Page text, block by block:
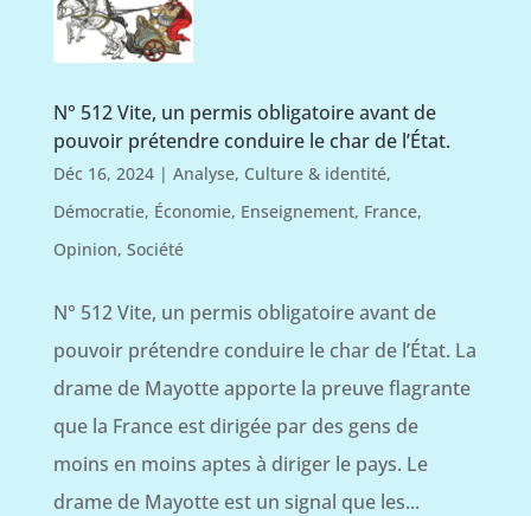
N° 512 Vite, un permis obligatoire avant de
pouvoir prétendre conduire le char de l’État.
Déc 16, 2024| Analyse, Culture & identité,
Démocratie, Économie, Enseignement, France,
Opinion, Société
N° 512 Vite, un permis obligatoire avant de
pouvoir prétendre conduire le char de l’État. La
drame de Mayotte apporte la preuve flagrante
que la France est dirigée par des gens de
moins en moins aptes à diriger le pays. Le
drame de Mayotte est un signal que les...